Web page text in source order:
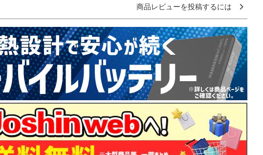
商品レビューを投稿するには